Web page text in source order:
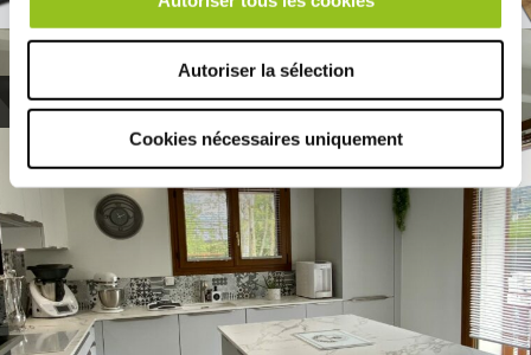
Autoriser la sélection
Cookies nécessaires uniquement
Tendances